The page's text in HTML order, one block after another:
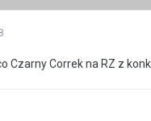
Czarny Correk na RZ z